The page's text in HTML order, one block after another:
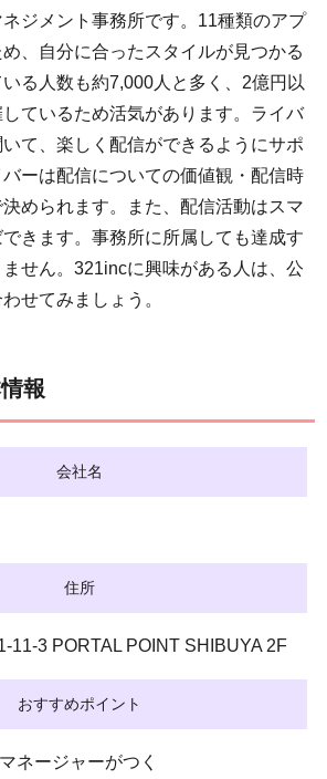
ジメント事務所です。11種類のアプ
、自分に合ったスタイルが見つかる
る人数も約7,000人と多く、2億円以
しているため活気があります。ライバ
て、楽しく配信ができるようにサポ
ーは配信についての価値観・配信時
められます。また、配信活動はスマ
きます。事務所に所属しても達成す
せん。321incに興味がある人は、公
せてみましょう。
報
会社名
住所
11-3 PORTAL POINT SHIBUYA 2F
おすすめポイント
ネージャーがつく